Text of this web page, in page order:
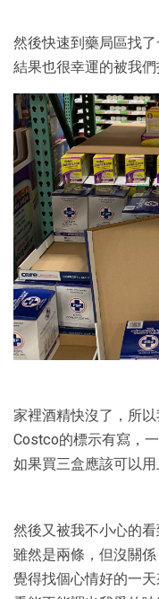
然後快速到藥局區找了
結果也很幸運的被我們
家裡酒精快沒了，所
Costco的標示有寫，
如果買三盒應該可以用
然後又被我不小心的
雖然是兩條，但沒關係
覺得找個心情好的一天